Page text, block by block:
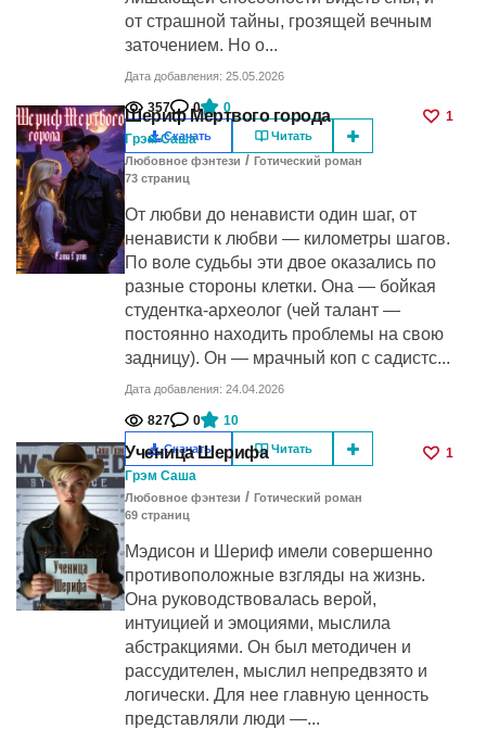
от страшной тайны, грозящей вечным
заточением. Но о...
Дата добавления: 25.05.2026
357 0 0
Скачать Читать
Шериф Мертвого города
1
Грэм Саша
Любовное фэнтези / Готический роман
73 cтраниц
От любви до ненависти один шаг, от
ненависти к любви — километры шагов.
По воле судьбы эти двое оказались по
разные стороны клетки. Она — бойкая
студентка-археолог (чей талант —
постоянно находить проблемы на свою
задницу). Он — мрачный коп с садистс...
Дата добавления: 24.04.2026
827 0 10
Скачать Читать
Ученица Шерифа
1
Грэм Саша
Любовное фэнтези / Готический роман
69 cтраниц
Мэдисон и Шериф имели совершенно
противоположные взгляды на жизнь.
Она руководствовалась верой,
интуицией и эмоциями, мыслила
абстракциями. Он был методичен и
рассудителен, мыслил непредвзято и
логически. Для нее главную ценность
представляли люди —...